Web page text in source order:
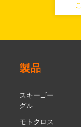
製品
スキーゴー
グル
モトクロス